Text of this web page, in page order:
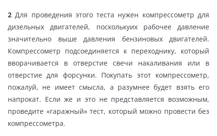
2 Для проведения этого теста нужен компрессометр для
дизельных двигателей, посколькуих рабочее давление
значительно выше давления бензиновых двигателей.
Компрессометр подсоединяется к переходнику, который
вворачивается в отверстие свечи накаливания или в
отверстие для форсунки. Покупать этот компрессометр,
пожалуй, не имеет смысла, а разумнее будет взять его
напрокат. Если же и это не представляется возможным,
проведите «гаражный» тест, который можно провести без
компрессометра.